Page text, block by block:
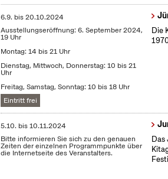
6.9. bis20.10.2024
Ausstellungseröffnung: 6. September 2024,
19 Uhr
Montag: 14 bis 21 Uhr
Dienstag, Mittwoch, Donnerstag: 10 bis 21
Uhr
Freitag, Samstag, Sonntag: 10 bis 18 Uhr
Eintritt frei
Die
5.10. bis10.11.2024
Bitte informieren Sie sich zu den genauen
Zeiten der einzelnen Programmpunkte über
die Internetseite des Veranstalters.
Das